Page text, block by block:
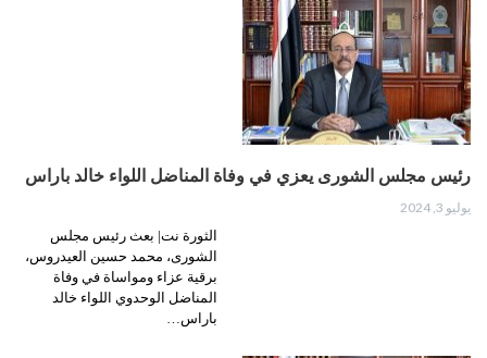
رئيس مجلس الشورى يعزي في وفاة المناضل اللواء خالد باراس
يوليو 3, 2024
الثورة نت| بعث رئيس مجلس
الشورى، محمد حسين العيدروس،
برقية عزاء ومواساة في وفاة
المناضل الوحدوي اللواء خالد
باراس…